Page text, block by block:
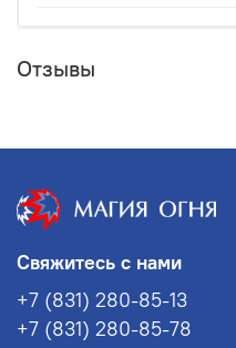
Отзывы
Свяжитесь с нами
+7 (831) 280-85-13
+7 (831) 280-85-78